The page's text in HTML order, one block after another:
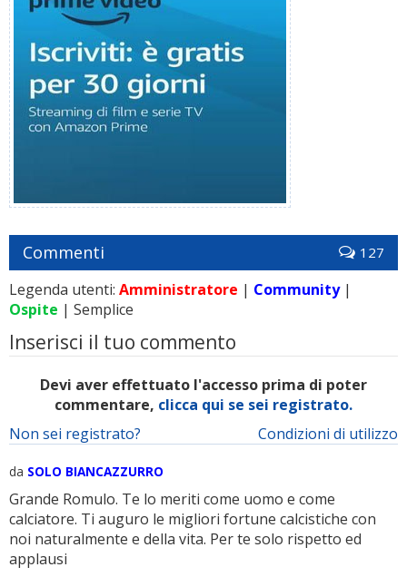
Commenti 127
Legenda utenti: Amministratore | Community|
Ospite | Semplice
Inserisci il tuo commento
Devi aver effettuato l'accesso prima di poter
commentare, clicca qui se sei registrato.
Condizioni di utilizzo
Non sei registrato?
da SOLO BIANCAZZURRO
Grande Romulo. Te lo meriti come uomo e come
calciatore. Ti auguro le migliori fortune calcistiche con
noi naturalmente e della vita. Per te solo rispetto ed
applausi